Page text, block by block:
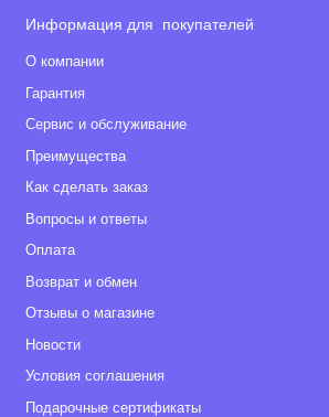
Информация для покупателей
О компании
Гарантия
Сервис и обслуживание
Преимущества
Как сделать заказ
Вопросы и ответы
Оплата
Возврат и обмен
Отзывы о магазине
Новости
Условия соглашения
Подарочные сертификаты